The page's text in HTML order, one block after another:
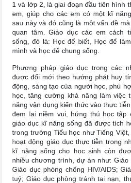
1 và lớp 2, là giai đoạn đầu tiên hình
em, giúp cho các em có một kĩ
sau này và đó cũng là một vấn đề
quan tâm. Giáo dục các em cách
sống, đó là: Học để biết, Học để
mình và học để chung sống.
Phương pháp giáo dục trong các
được đổi mới theo hướng phát huy
động, sáng tạo của người học, phù
học, tăng cường khả năng làm việc
năng vận dụng kiến thức vào thực
đem lại niềm vui, hứng thú học tập
giáo dục kĩ năng sống đã được tích
trong trường Tiểu học như Tiếng
hoạt động giáo dục thực tiễn trong
kĩ năng sống cho học sinh còn
nhiều chương trình, dự án như:
Giáo dục phòng chống HIV/AIDS;
tuý; Giáo dục phòng tránh tai nạn,